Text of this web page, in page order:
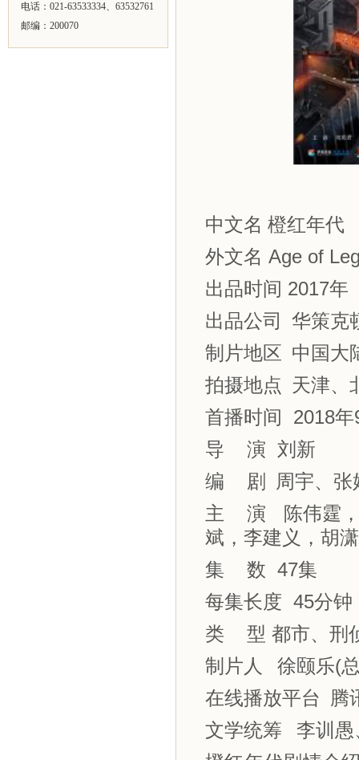
电话：021-63533334、63532761
邮编：200070
中文名 橙红年代
外文名 Age of
出品时间 2017年
出品公司 华策克
制片地区 中国大
拍摄地点 天津、
首播时间 2018年
导
演 刘新
编
剧
周宇、张
主
演
陈伟霆
斌，李建义，胡
集
数 47集
每集长度 45分钟
类
型 都市、刑
制片人 徐颐乐(
在线播放平台 腾
文学统筹 李训